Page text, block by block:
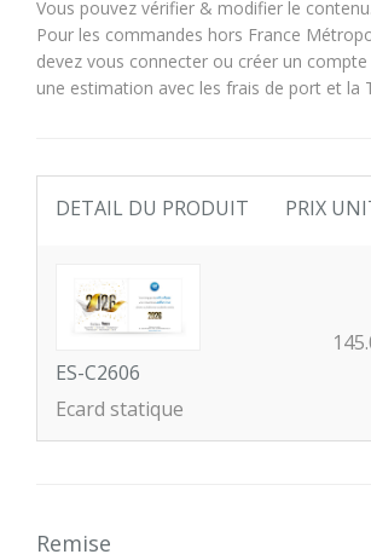
Vous pouvez vérifier & modifier le contenu.
Pour les commandes hors France
devez vous connecter ou créer un
une estimation avec les frais de port et la
DETAIL DU PRODUIT PRIX
ES-C2606
Ecard statique
Remise